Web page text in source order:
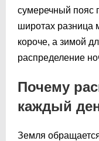
сумеречный пояс
широтах разница
короче, а зимой
распределение
Почему
каждый
Земля